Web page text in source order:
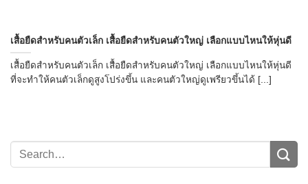
เสื้อยืดสำหรับคนตัวเล็ก เสื้อยืดสำหรับคนตัวใหญ่ เลือกแบบไหนให้หุ่นดี
เสื้อยืดสำหรับคนตัวเล็ก เสื้อยืดสำหรับคนตัวใหญ่ เลือกแบบไหนให้หุ่นดี
ที่จะทำให้คนตัวเล็กดูสูงโปร่งขึ้น และคนตัวใหญ่ดูเพรียวขึ้นได้ [...]